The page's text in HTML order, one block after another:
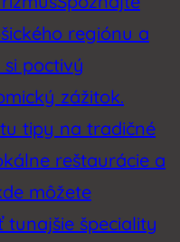
regiónu a
poctivý
zážitok.
tipy na tradičné
reštaurácie a
môžete
tunajšie špeciality